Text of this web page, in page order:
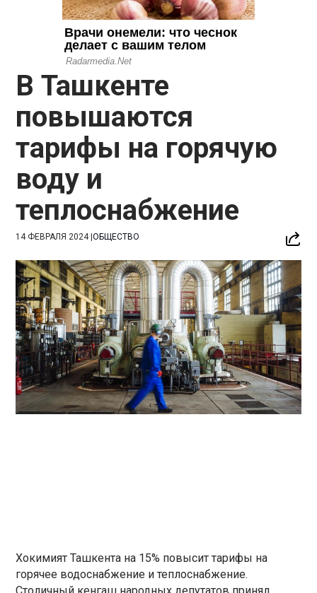
В Ташкенте
повышаются
тарифы на горячую
воду и
теплоснабжение
14 ФЕВРАЛЯ 2024|ОБЩЕСТВО
Хокимият Ташкента на 15% повысит тарифы на
горячее водоснабжение и теплоснабжение.